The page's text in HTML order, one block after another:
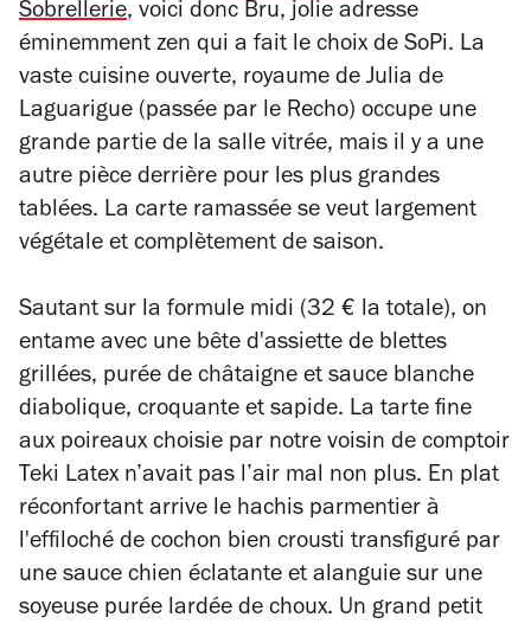
Sobrellerie, voici donc Bru, jolie adresse
éminemment zen qui a fait le choix de SoPi. La
vaste cuisine ouverte, royaume de Julia de
Laguarigue (passée par le Recho) occupe une
grande partie de la salle vitrée, mais il y a une
autre pièce derrière pour les plus grandes
tablées. La carte ramassée se veut largement
végétale et complètement de saison.
Sautant sur la formule midi (32 € la totale), on
entame avec une bête d'assiette de blettes
grillées, purée de châtaigne et sauce blanche
diabolique, croquante et sapide. La tarte fine
aux poireaux choisie par notre voisin de comptoir
Teki Latex n’avait pas l’air mal non plus. En plat
réconfortant arrive le hachis parmentier à
l'effiloché de cochon bien crousti transfiguré par
une sauce chien éclatante et alanguie sur une
soyeuse purée lardée de choux. Un grand petit